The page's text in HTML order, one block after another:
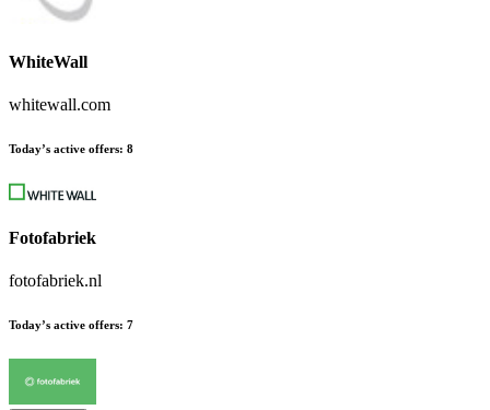
WhiteWall
whitewall.com
Today’s active offers: 8
Fotofabriek
fotofabriek.nl
Today’s active offers: 7